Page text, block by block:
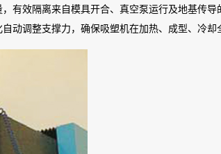
有效隔离来自模具开合、真空泵运行及地基传
动调整支撑力，确保吸塑机在加热、成型、冷却